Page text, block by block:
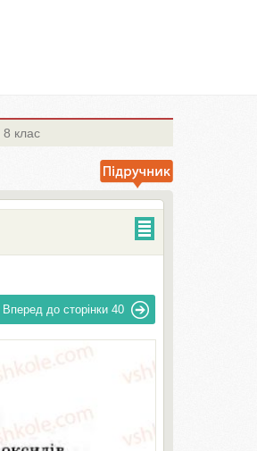
8 клас
Вперед до сторінки 40